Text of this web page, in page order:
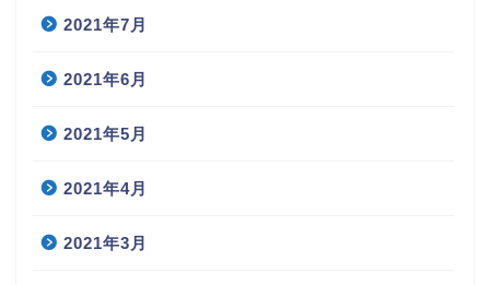
2021年7月
2021年6月
2021年5月
2021年4月
2021年3月